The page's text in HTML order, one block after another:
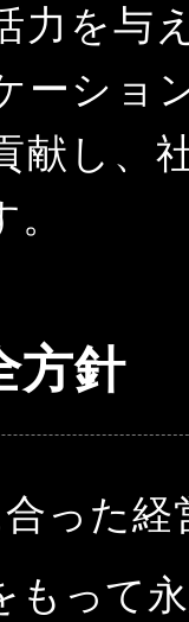
力を与
ーショ
献し、
方針
った
もって